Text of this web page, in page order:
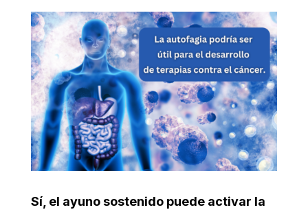
Sí, el ayuno sostenido puede activar la